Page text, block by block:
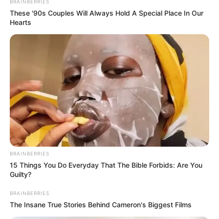
„Értem én azt a szempontot, hogy ő a családot és
az anyaságot, ennek a fontosságát hirdette… de ő
tényleg így gondolta!” – jelentette ki húgával
kapcsolatban Tóth Vera a Heti jégbüfé című
podcast sorozatban.
BRAINBERRIES
These '90s Couples Will Always Hold A Special Place In Our
Hearts
BRAINBERRIES
15 Things You Do Everyday That The Bible Forbids: Are You
Guilty?
BRAINBERRIES
The Insane True Stories Behind Cameron's Biggest Films